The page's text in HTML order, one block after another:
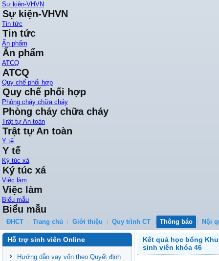
Sự kiện-VHVN
Sự kiện-VHVN
Tin tức
Tin tức
Ấn phẩm
Ấn phẩm
ATCQ
ATCQ
Quy chế phối hợp
Quy chế phối hợp
Phòng cháy chữa cháy
Phòng cháy chữa cháy
Trật tự An toàn
Trật tự An toàn
Y tế
Y tế
Ký túc xá
Ký túc xá
Việc làm
Việc làm
Biểu mẫu
Biểu mẫu
ĐHCT Trang chủ Giới thiệu Quy trình CT Thông báo Nội
Hỗ trợ sinh viên Online
Hướng dẫn vay vốn theo Quyết định
Kết quả học bổng
sinh viên khóa 46